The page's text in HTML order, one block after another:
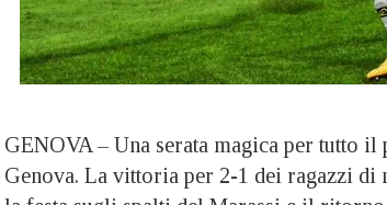
GENOVA – Una serata magica per tutto
Genova. La vittoria per 2-1 dei ragazzi